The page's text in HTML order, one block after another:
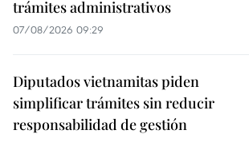
trámites administrativos
07/08/2026 09:29
Diputados vietnamitas piden
simplificar trámites sin reducir
responsabilidad de gestión